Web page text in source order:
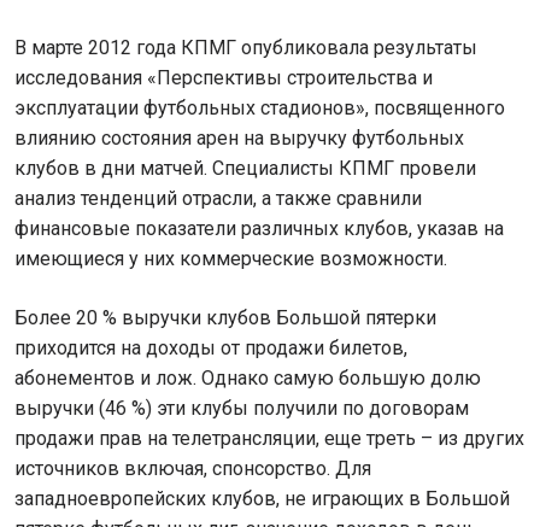
В марте 2012 года КПМГ опубликовала результаты
исследования «Перспективы строительства и
эксплуатации футбольных стадионов», посвященного
влиянию состояния арен на выручку футбольных
клубов в дни матчей. Специалисты КПМГ провели
анализ тенденций отрасли, а также сравнили
финансовые показатели различных клубов, указав на
имеющиеся у них коммерческие возможности.
Более 20 % выручки клубов Большой пятерки
приходится на доходы от продажи билетов,
абонементов и лож. Однако самую большую долю
выручки (46 %) эти клубы получили по договорам
продажи прав на телетрансляции, еще треть – из других
источников включая, спонсорство. Для
западноевропейских клубов, не играющих в Большой